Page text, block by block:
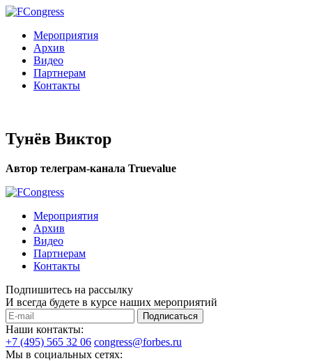
Мероприятия
Архив
Видео
Партнерам
Контакты
Тунёв Виктор
Автор телеграм-канала Truevalue
Мероприятия
Архив
Видео
Партнерам
Контакты
Подпишитесь на рассылку
И всегда будете в курсе наших мероприятий
Подписаться
Наши контакты:
+7 (495) 565 32 06 congress@forbes.ru
Мы в социальных сетях: